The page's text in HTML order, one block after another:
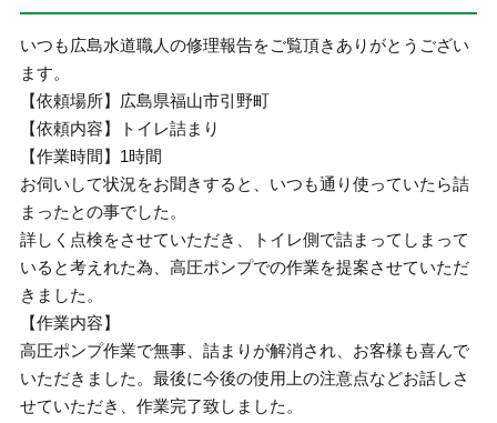
いつも広島水道職人の修理報告をご覧頂きありがとうござい
ます。
【依頼場所】広島県福山市引野町
【依頼内容】トイレ詰まり
【作業時間】1時間
お伺いして状況をお聞きすると、いつも通り使っていたら詰
まったとの事でした。
詳しく点検をさせていただき、トイレ側で詰まってしまって
いると考えれた為、高圧ポンプでの作業を提案させていただ
きました。
【作業内容】
高圧ポンプ作業で無事、詰まりが解消され、お客様も喜んで
いただきました。最後に今後の使用上の注意点などお話しさ
せていただき、作業完了致しました。